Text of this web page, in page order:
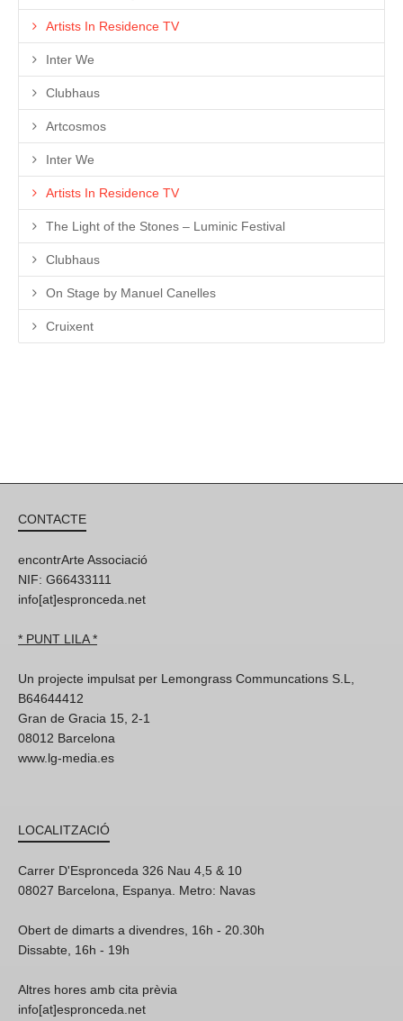
Artists In Residence TV
Inter We
Clubhaus
Artcosmos
Inter We
Artists In Residence TV
The Light of the Stones – Luminic Festival
Clubhaus
On Stage by Manuel Canelles
Cruixent
CONTACTE
encontrArte Associació
NIF: G66433111
info[at]espronceda.net
* PUNT LILA *
Un projecte impulsat per Lemongrass Communcations S.L,
B64644412
Gran de Gracia 15, 2-1
08012 Barcelona
www.lg-media.es
LOCALITZACIÓ
Carrer D'Espronceda 326 Nau 4,5 & 10
08027 Barcelona, Espanya. Metro: Navas
Obert de dimarts a divendres, 16h - 20.30h
Dissabte, 16h - 19h
Altres hores amb cita prèvia
info[at]espronceda.net